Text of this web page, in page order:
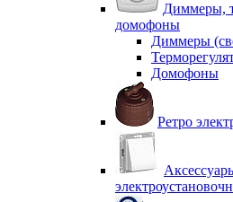
Диммеры,
домофоны
Диммеры
Домофоны
Ретро